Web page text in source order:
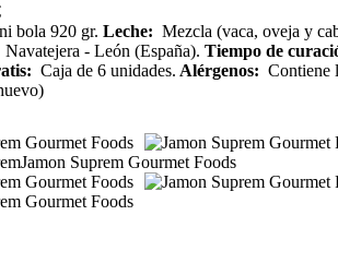
bola 920 gr. Leche: Mezcla (vaca, oveja y
Navatejera - León (España). Tiempo de
Caja de 6 unidades. Alérgenos: Contiene